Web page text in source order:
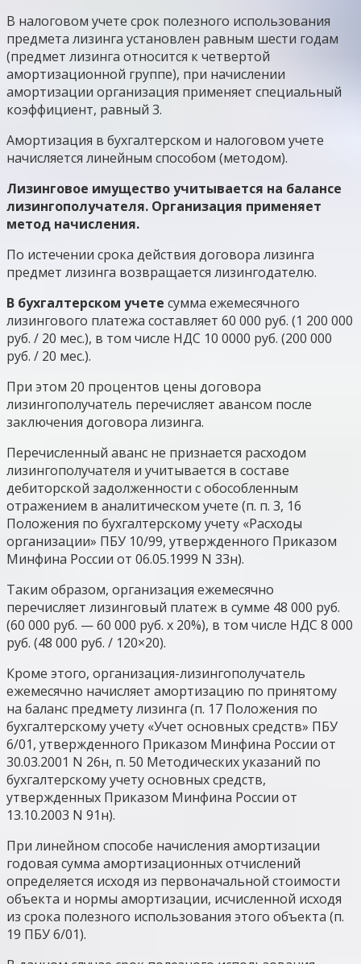
В налоговом учете срок полезного использования
предмета лизинга установлен равным шести годам
(предмет лизинга относится к четвертой
амортизационной группе), при начислении
амортизации организация применяет специальный
коэффициент, равный 3.
Амортизация в бухгалтерском и налоговом учете
начисляется линейным способом (методом).
Лизинговое имущество учитывается на балансе
лизингополучателя. Организация применяет
метод начисления.
По истечении срока действия договора лизинга
предмет лизинга возвращается лизингодателю.
В бухгалтерском учете сумма ежемесячного
лизингового платежа составляет 60 000 руб. (1 200 000
руб. / 20 мес.), в том числе НДС 10 0000 руб. (200 000
руб. / 20 мес.).
При этом 20 процентов цены договора
лизингополучатель перечисляет авансом после
заключения договора лизинга.
Перечисленный аванс не признается расходом
лизингополучателя и учитывается в составе
дебиторской задолженности с обособленным
отражением в аналитическом учете (п. п. 3, 16
Положения по бухгалтерскому учету «Расходы
организации» ПБУ 10/99, утвержденного Приказом
Минфина России от 06.05.1999 N 33н).
Таким образом, организация ежемесячно
перечисляет лизинговый платеж в сумме 48 000 руб.
(60 000 руб. — 60 000 руб. x 20%), в том числе НДС 8 000
руб. (48 000 руб. / 120×20).
Кроме этого, организация-лизингополучатель
ежемесячно начисляет амортизацию по принятому
на баланс предмету лизинга (п. 17 Положения по
бухгалтерскому учету «Учет основных средств» ПБУ
6/01, утвержденного Приказом Минфина России от
30.03.2001 N 26н, п. 50 Методических указаний по
бухгалтерскому учету основных средств,
утвержденных Приказом Минфина России от
13.10.2003 N 91н).
При линейном способе начисления амортизации
годовая сумма амортизационных отчислений
определяется исходя из первоначальной стоимости
объекта и нормы амортизации, исчисленной исходя
из срока полезного использования этого объекта (п.
19 ПБУ 6/01).